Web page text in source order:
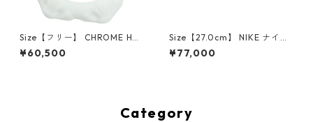
Size【フリー】 CHROME HEA
RTS クロム・ハーツ CH Cross
SINGLE Hoop Earring WHITE
¥60,500
Size【27.0cm】 NIKE ナイキ
×Travis Scott AIR JORDAN 1
LOW OG SP Muslin/Shy Pink
¥77,000
Category